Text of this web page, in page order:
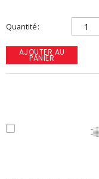
Quantité
AJOUTER AU
PANIER